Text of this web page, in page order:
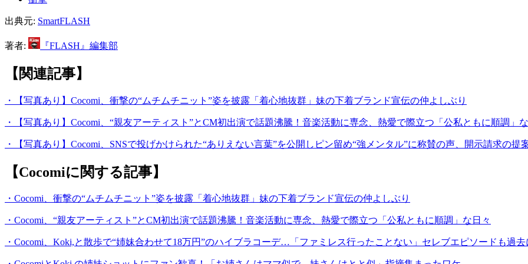
出典元: SmartFLASH
著者: 『FLASH』編集部
【関連記事】
・【写真あり】Cocomi、衝撃の“ムチムチニット”姿を披露「着心地抜群」妹の下着ブランド宣伝の仲よしぶり
・【写真あり】Cocomi、“親友アーティスト”とCM初出演で話題沸騰！音楽活動に専念、熱愛で際立つ「公私ともに順調」
・【写真あり】Cocomi、SNSで投げかけられた“ありえない言葉”を公開しピン留め“強メンタル”に称賛の声、開示請求の提
【Cocomiに関する記事】
・Cocomi、衝撃の“ムチムチニット”姿を披露「着心地抜群」妹の下着ブランド宣伝の仲よしぶり
・Cocomi、“親友アーティスト”とCM初出演で話題沸騰！音楽活動に専念、熱愛で際立つ「公私ともに順調」な日々
・Cocomi、Koki,と散歩で“姉妹合わせて18万円”のハイブラコーデ…「ファミレス行ったことない」セレブエピソードも過去